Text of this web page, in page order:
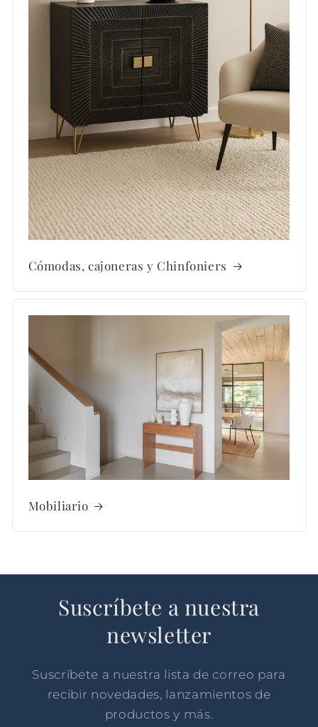
Cómodas, cajoneras y Chinfoniers
Mobiliario
Suscríbete a nuestra
newsletter
Suscríbete a nuestra lista de correo para
recibir novedades, lanzamientos de
productos y más.